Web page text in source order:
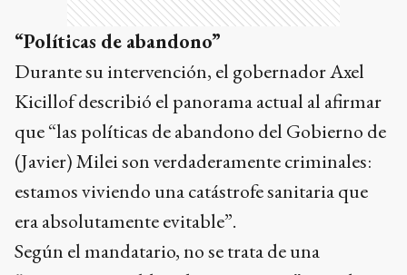
“Políticas de abandono”
Durante su intervención, el gobernador Axel
Kicillof describió el panorama actual al afirmar
que “las políticas de abandono del Gobierno de
(Javier) Milei son verdaderamente criminales:
estamos viviendo una catástrofe sanitaria que
era absolutamente evitable”.
Según el mandatario, no se trata de una